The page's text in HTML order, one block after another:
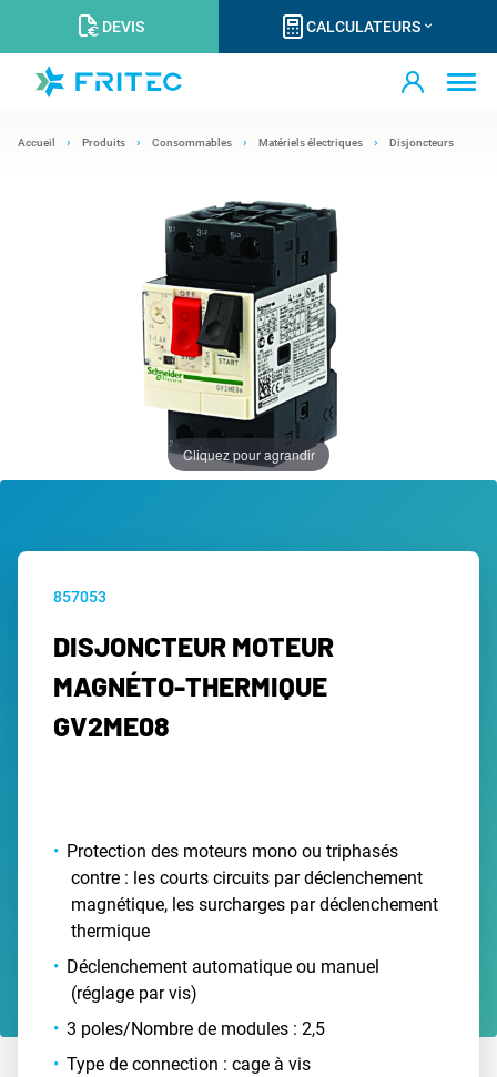
DEVIS CALCULATEURS
Accueil Produits Consommables Matériels électriques Disjoncteurs
Cliquez pour agrandir
857053
DISJONCTEUR MOTEUR
MAGNÉTO-THERMIQUE
GV2ME08
Protection des moteurs mono ou triphasés
contre : les courts circuits par déclenchement
magnétique, les surcharges par déclenchement
thermique
Déclenchement automatique ou manuel
(réglage par vis)
3 poles/Nombre de modules : 2,5
Type de connection : cage à vis